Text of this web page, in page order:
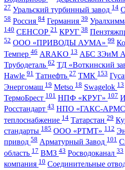
27 Уральский турбинный завод 14
58 Россия 84 Германия 39
140 СЕНСОР 21 КРУГ 38
52 ООО «ПРИВОДЫ АУМА» 99
Темпер 46 ARAKO 13 АБС ЗЭиМ
Трубодеталь 62 ТД «Воткинский
Hawle 91 Татнефть 27 ТМК 153
Энергомаш 19 Metso 18 Swagelok 13
ТермоБрест 101 НПФ «КРУГ» 107
Росстандарт 43 НПО «ГАКС-
теплоснабжение 14 Татарстан 29
стандарты 185 ООО «РТМТ» 112
привод 58 Арматурный Завод 101
область 17 ВМЗ 43 Росводоканал 33
компания 10 Соединительные